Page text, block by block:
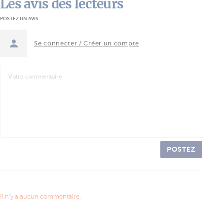
Les avis des lecteurs
POSTEZ UN AVIS
Se connecter / Créer un compte
POSTEZ
Il n'y a aucun commentaire.